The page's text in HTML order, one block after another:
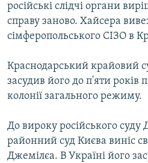
російські слідчі органи
справу заново. Хайсера
сімферопольського СІЗО в
Краснодарський крайовий
засудив його до п'яти років
колонії загального режиму.
До вироку російського суду
районний суд Києва виніс
Джемілєа. В Україні його